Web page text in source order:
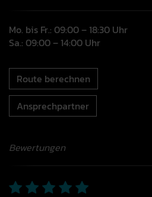
Mo. bis Fr.: 09:00 – 18:30 Uhr
Sa.: 09:00 – 14:00 Uhr
Route berechnen
Ansprechpartner
Bewertungen